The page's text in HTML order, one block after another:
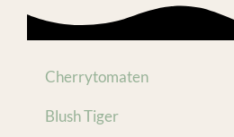
Cherrytomaten
Blush Tiger